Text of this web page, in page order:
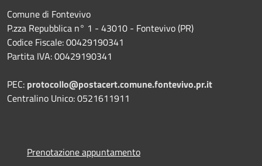
Comune di Fontevivo
P.zza Repubblica n° 1 - 43010 - Fontevivo (PR)
Codice Fiscale: 00429190341
Partita IVA: 00429190341
PEC: protocollo@postacert.comune.fontevivo.pr.it
Centralino Unico: 0521611911
Prenotazione appuntamento